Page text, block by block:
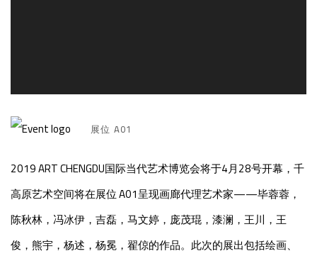
展位 A01
2019 ART CHENGDU国际当代艺术博览会将于4月28号开幕，千
高原艺术空间将在展位 A01呈现画廊代理艺术家——毕蓉蓉，
陈秋林，冯冰伊，吉磊，马文婷，庞茂琨，漆澜，王川，王
俊，熊宇，杨述，杨冕，翟倞的作品。此次的展出包括绘画、